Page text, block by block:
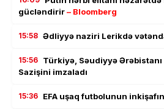
gücləndirir– Bloomberg
15:58 Ədliyyə naziri Lerikdə
15:56 Türkiyə, Səudiyyə
Sazişini imzaladı
15:36 EFA uşaq futbolunun